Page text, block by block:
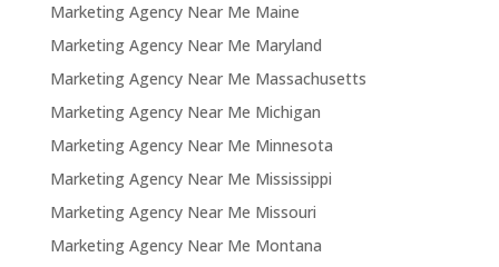
Marketing Agency Near Me Maine
Marketing Agency Near Me Maryland
Marketing Agency Near Me Massachusetts
Marketing Agency Near Me Michigan
Marketing Agency Near Me Minnesota
Marketing Agency Near Me Mississippi
Marketing Agency Near Me Missouri
Marketing Agency Near Me Montana